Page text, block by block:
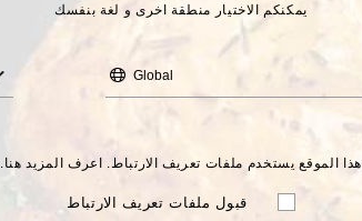
يمكنكم الاختيار منطقة اخرى و لغة بنفسك
Global
هذا الموقع يستخدم ملفات تعريف الارتباط. اعرف المزيد هنا.
قبول ملفات تعريف الارتباط